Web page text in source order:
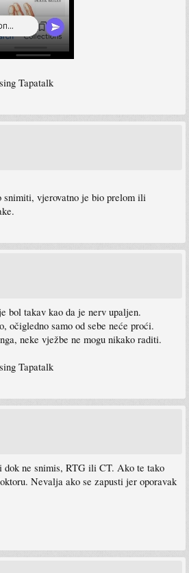
Tapatalk
snimiti, vjerovatno je bio prelom ili
bol takav kao da je nerv upaljen.
očigledno samo od sebe neće proći.
neke vježbe ne mogu nikako raditi.
Tapatalk
ne snimis, RTG ili CT. Ako te tako
Nevalja ako se zapusti jer oporavak